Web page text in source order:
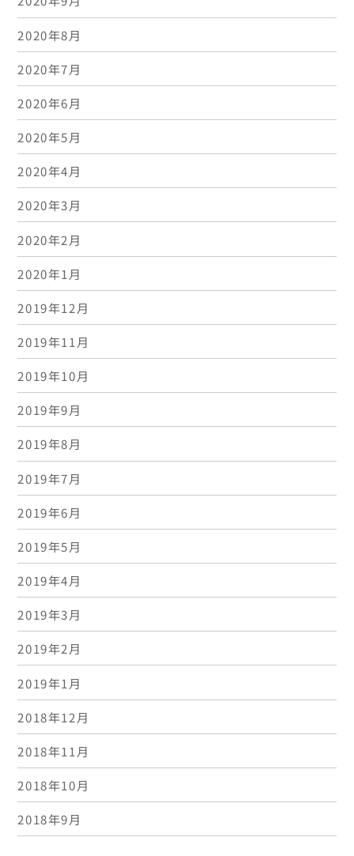
2020年8月
2020年7月
2020年6月
2020年5月
2020年4月
2020年3月
2020年2月
2020年1月
2019年12月
2019年11月
2019年10月
2019年9月
2019年8月
2019年7月
2019年6月
2019年5月
2019年4月
2019年3月
2019年2月
2019年1月
2018年12月
2018年11月
2018年10月
2018年9月